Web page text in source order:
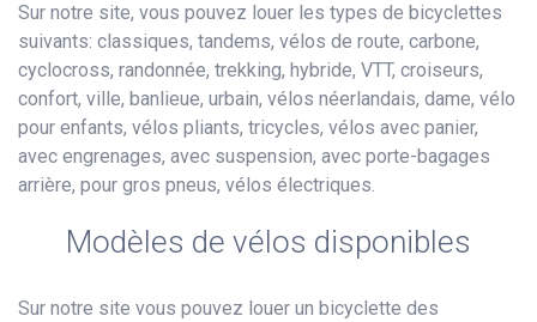
Sur notre site, vous pouvez louer les types de bicyclettes
suivants: classiques, tandems, vélos de route, carbone,
cyclocross, randonnée, trekking, hybride, VTT, croiseurs,
confort, ville, banlieue, urbain, vélos néerlandais, dame, vélo
pour enfants, vélos pliants, tricycles, vélos avec panier,
avec engrenages, avec suspension, avec porte-bagages
arrière, pour gros pneus, vélos électriques.
Modèles de vélos disponibles
Sur notre site vous pouvez louer un bicyclette des